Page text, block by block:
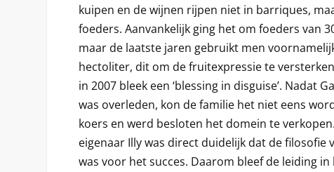
kuipen en de wijnen rijpen niet in barriques,
foeders. Aanvankelijk ging het om foeders van
maar de laatste jaren gebruikt men
hectoliter, dit om de fruitexpressie te
in 2007 bleek een ‘blessing in disguise’. Nadat
was overleden, kon de familie het niet eens
koers en werd besloten het domein te
eigenaar Illy was direct duidelijk dat de filosofie
was voor het succes. Daarom bleef de leiding